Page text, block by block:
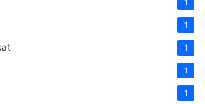
1
1
1
1
1